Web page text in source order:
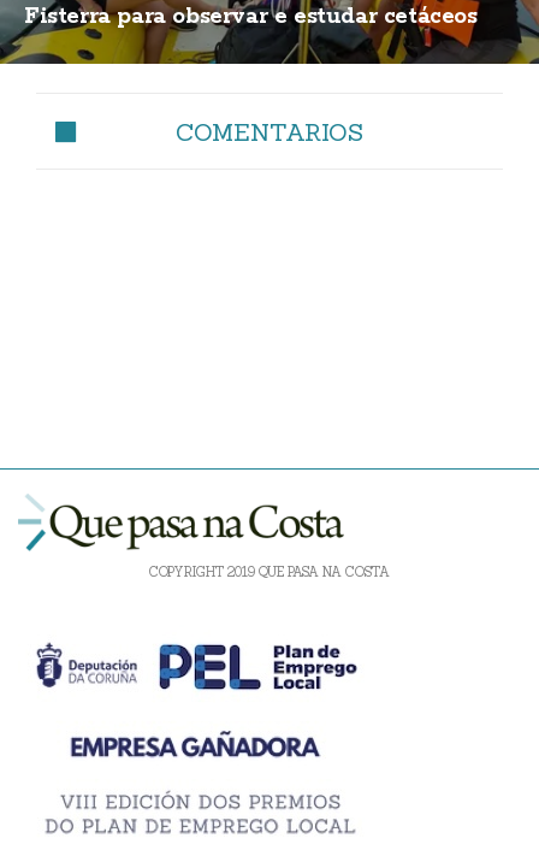
Fisterra para observar e estudar cetáceos
COMENTARIOS
COPYRIGHT 2019 QUE PASA NA COSTA